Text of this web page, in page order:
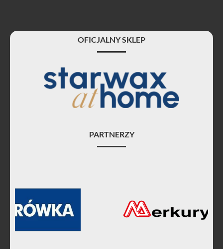
OFICJALNY SKLEP
PARTNERZY